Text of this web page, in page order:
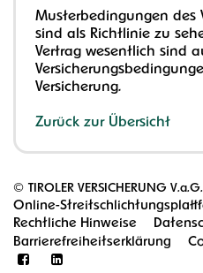
Musterbedingungen des
sind als Richtlinie zu
Vertrag wesentlich sind
Versicherung.
Zurück zur Übersicht
© TIROLER VERSICHERUNG V.a.G.
Online-
Rechtliche Hinweise
Barrierefreiheitserklärung